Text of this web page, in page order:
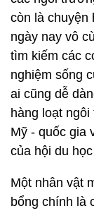
còn là chuyện
ngày nay vô
tìm kiếm các
nghiệm sống
ai cũng dễ
hàng loạt
Mỹ - quốc gia
của hội du
Một nhân vật
bổng chính là